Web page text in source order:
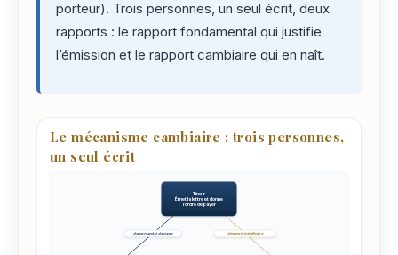
porteur). Trois personnes, un seul écrit, deux
rapports : le rapport fondamental qui justifie
l’émission et le rapport cambiaire qui en naît.
Le mécanisme cambiaire : trois personnes,
un seul écrit
Tireur
Émet la lettre et donne
l'ordre de payer
donne mandat de payer désigne le bénéficiaire